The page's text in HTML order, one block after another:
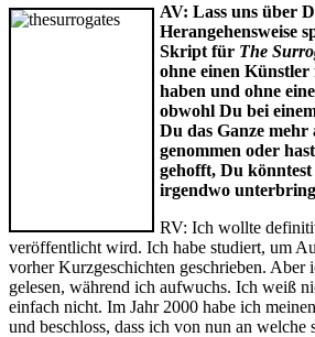
AV: Lass uns über
Herangehensweise
Skript für The
ohne einen
haben und ohne
obwohl Du bei
Du das Ganze
genommen oder
gehofft, Du könntest
irgendwo
RV: Ich wollte
veröffentlicht wird. Ich habe studiert, um
vorher Kurzgeschichten geschrieben. Aber
gelesen, während ich aufwuchs. Ich weiß
einfach nicht. Im Jahr 2000 habe ich
und beschloss, dass ich von nun an welche